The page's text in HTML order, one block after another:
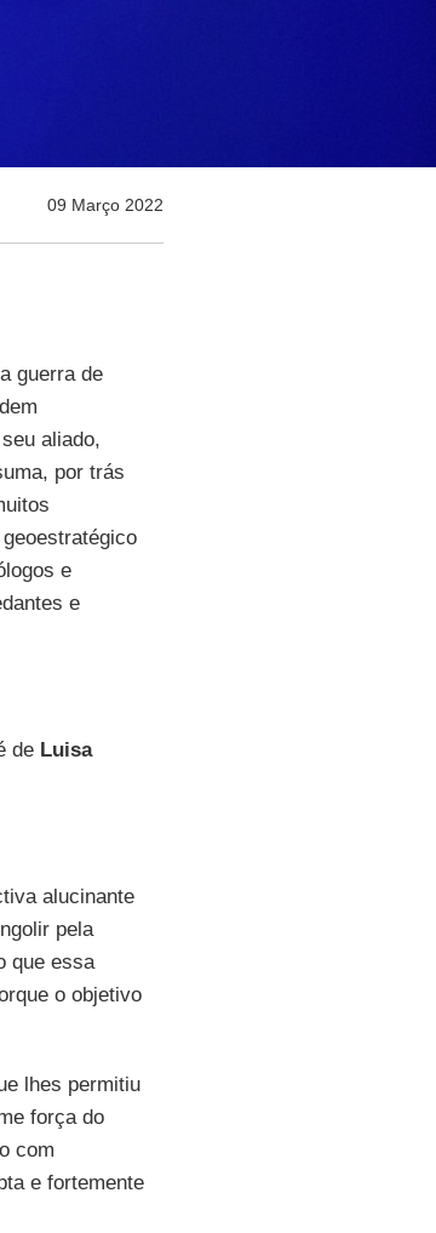
09 Março 2022
guerra de
aliado,
por trás
e
e
de Luisa
alucinante
pela
que essa
o objetivo
lhes permitiu
força do
com
e fortemente